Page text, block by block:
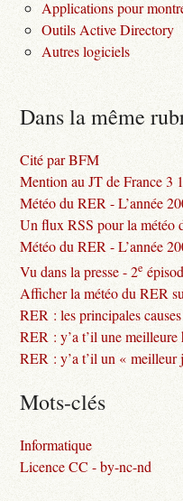
Applications pour
Outils Active Directory
Autres logiciels
Dans la même
Cité par BFM
Mention au JT de France 3
Météo du RER - L’année
Un flux RSS pour la météo
Météo du RER - L’année
Vu dans la presse - 2e
Afficher la météo du RER
RER : les principales
RER : y’a t’il une
RER : y’a t’il un «
Mots-clés
Informatique
Licence CC - by-nc-nd